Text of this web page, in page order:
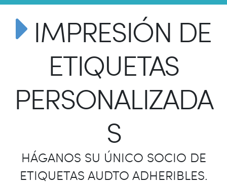
IMPRESIÓN DE
ETIQUETAS
PERSONALIZADA
S
HÁGANOS SU ÚNICO SOCIO DE
ETIQUETAS AUDTO ADHERIBLES.